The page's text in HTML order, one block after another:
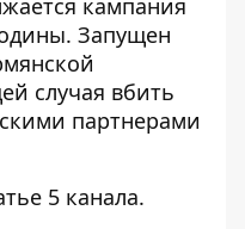
кампания
Запущен
случая вбить
партнерами
5 канала.